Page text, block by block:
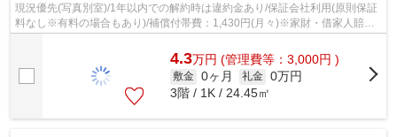
現況優先(写真別室)/1年以内での解約時は違約金あり/保証会社利用(原則保証
料なし※有料の場合もあり)/補償付帯費：1,430円(月々)※家財・借家人賠
償・駆付けサービス含む/町会費：300円...
4.3万円 (管理費等：3,000円 )
敷金 0ヶ月 礼金 0万円
3階 / 1K / 24.45㎡